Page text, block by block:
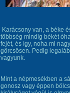
Karácsony van, a béke
többség mindig békét
fejét, és így, noha mi
görcsösen. Pedig
vagyunk.
Mint a népmesékben a
gonosz vagy éppen